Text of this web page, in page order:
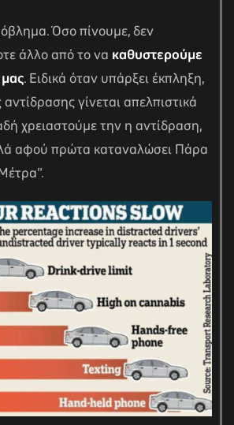
Όσο πίνουμε, δεν
άλλο από το να καθυστερούμε
. Ειδικά όταν υπάρξει έκπληξη,
αντίδρασης γίνεται απελπιστικά
χρειαστούμε την η αντίδραση,
αφού πρώτα καταναλώσει Πάρα